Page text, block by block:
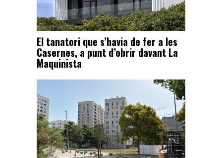
El tanatori que s’havia de fer a les
Casernes, a punt d’obrir davant La
Maquinista